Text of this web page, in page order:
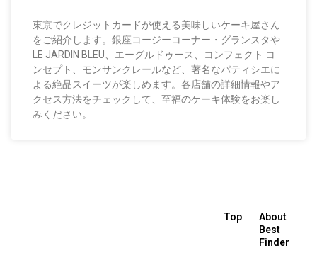
東京でクレジットカードが使える美味しいケーキ屋さん
をご紹介します。銀座コージーコーナー・グランスタや
LE JARDIN BLEU、エーグルドゥース、コンフェクト コ
ンセプト、モンサンクレールなど、著名なパティシエに
よる絶品スイーツが楽しめます。各店舗の詳細情報やア
クセス方法をチェックして、至福のケーキ体験をお楽し
みください。
Top
About
Best
Finder